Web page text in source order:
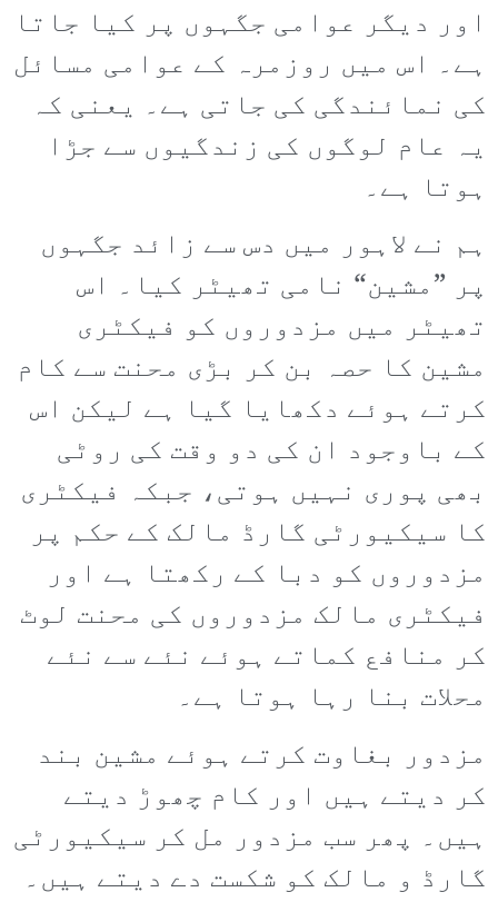
اور دیگر عوامی جگہوں پر کیا جاتا
ہے۔ اس میں روزمرہ کے عوامی مسائل
کی نمائندگی کی جاتی ہے۔ یعنی کہ
یہ عام لوگوں کی زندگیوں سے جڑا
ہوتا ہے۔
ہم نے لاہور میں دس سے زائد جگہوں
پر ”مشین“ نامی تھیٹر کیا۔ اس
تھیٹر میں مزدوروں کو فیکٹری
مشین کا حصہ بن کر بڑی محنت سے کام
کرتے ہوئے دکھایا گیا ہے لیکن اس
کے باوجود ان کی دو وقت کی روٹی
بھی پوری نہیں ہوتی، جبکہ فیکٹری
کا سیکیورٹی گارڈ مالک کے حکم پر
مزدوروں کو دبا کے رکھتا ہے اور
فیکٹری مالک مزدوروں کی محنت لوٹ
کر منافع کماتے ہوئے نئے سے نئے
محلات بنا رہا ہوتا ہے۔
مزدور بغاوت کرتے ہوئے مشین بند
کر دیتے ہیں اور کام چھوڑ دیتے
ہیں۔ پھر سب مزدور مل کر سیکیورٹی
گارڈ و مالک کو شکست دے دیتے ہیں۔